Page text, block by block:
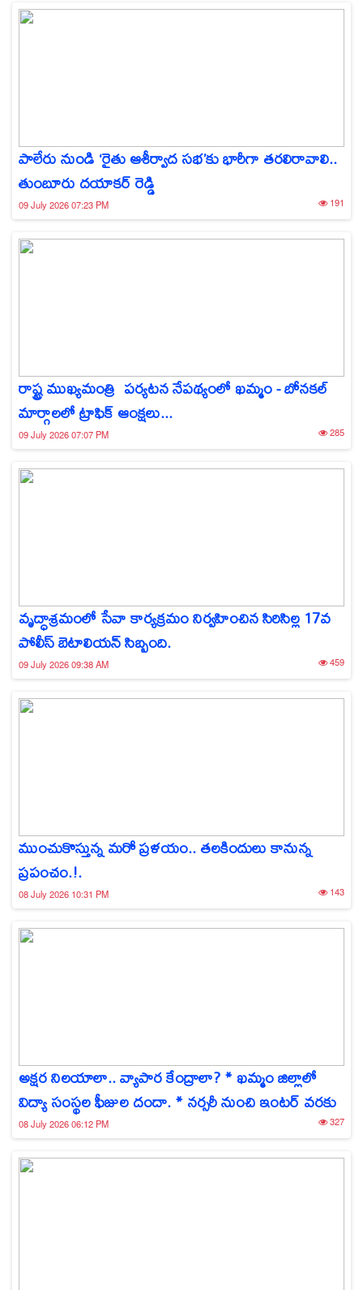
పాలేరు నుండి ‘రైతు ఆశీర్వాద సభ’కు భారీగా తరలిరావాలి..
తుంబూరు దయాకర్ రెడ్డి
09 July 2026 07:23 PM 191
రాష్ట్ర ముఖ్యమంత్రి పర్యటన నేపథ్యంలో ఖమ్మం - బోనకల్
మార్గాలలో ట్రాఫిక్ ఆంక్షలు...
09 July 2026 07:07 PM 285
వృద్ధాశ్రమంలో సేవా కార్యక్రమం నిర్వహించిన సిరిసిల్ల 17వ
పోలీస్ బెటాలియన్ సిబ్బంది.
09 July 2026 09:38 AM 459
ముంచుకొస్తున్న మరో ప్రళయం.. తలకిందులు కానున్న
ప్రపంచం.!.
08 July 2026 10:31 PM 143
అక్షర నిలయాలా.. వ్యాపార కేంద్రాలా? * ఖమ్మం జిల్లాలో
విద్యా సంస్థల ఫీజుల దందా. * నర్సరీ నుంచి ఇంటర్ వరకు
08 July 2026 06:12 PM 327